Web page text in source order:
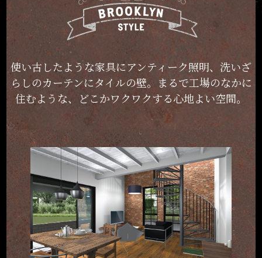
使い古したような家具にアンティーク照明、洗いざ
らしのカーテンにタイルの壁。 まるで工場のなかに
住むような、 どこかワクワクする心地よい空間。